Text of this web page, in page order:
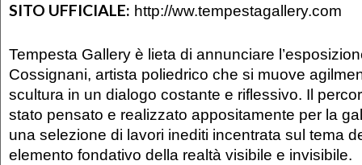
SITO UFFICIALE: http://ww.tempestagallery.com
Tempesta Gallery è lieta di annunciare
Cossignani, artista poliedrico che si muove
scultura in un dialogo costante e riflessivo. Il
stato pensato e realizzato appositamente per la
una selezione di lavori inediti incentrata sul tema
elemento fondativo della realtà visibile e invisibile.